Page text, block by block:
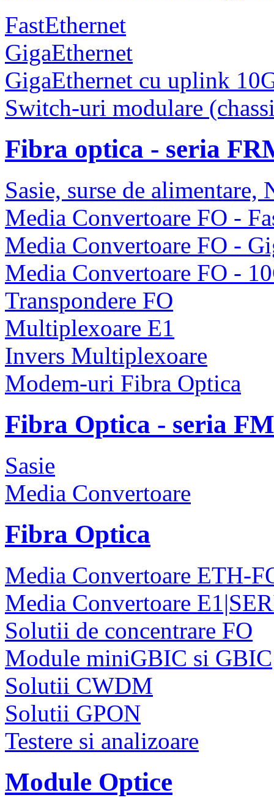
FastEthernet
GigaEthernet
GigaEthernet cu uplink
Switch-uri modulare
Fibra optica - seria
Sasie, surse de alimentare,
Media Convertoare FO -
Media Convertoare FO -
Media Convertoare FO -
Transpondere FO
Multiplexoare E1
Invers Multiplexoare
Modem-uri Fibra Optica
Fibra Optica - seria
Sasie
Media Convertoare
Fibra Optica
Media Convertoare ETH-
Media Convertoare
Solutii de concentrare FO
Module miniGBIC si GBIC
Solutii CWDM
Solutii GPON
Testere si analizoare
Module Optice